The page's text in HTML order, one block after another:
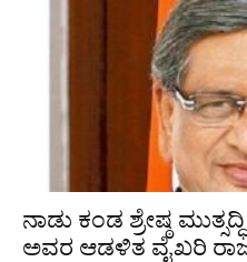
ನಾಡು ಕಂಡ ಶ್ರೇಷ್ಠ
ಅವರ ಆಡಳಿತ ವೈಖರಿ